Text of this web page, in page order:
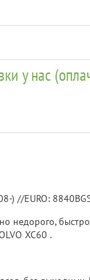
у нас
) //EURO:
недорого,
XC60 .